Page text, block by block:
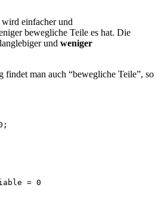
wird einfacher und
bewegliche Teile es hat. Die
und weniger
man auch “bewegliche Teile”, so
;
= 0